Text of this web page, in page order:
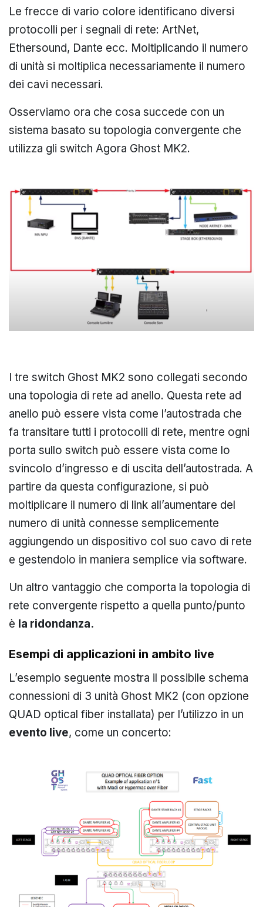
Le frecce di vario colore identificano diversi
protocolli per i segnali di rete: ArtNet,
Ethersound, Dante ecc. Moltiplicando il numero
di unità si moltiplica necessariamente il numero
dei cavi necessari.
Osserviamo ora che cosa succede con un
sistema basato su topologia convergente che
utilizza gli switch Agora Ghost MK2.
I tre switch Ghost MK2 sono collegati secondo
una topologia di rete ad anello. Questa rete ad
anello può essere vista come l’autostrada che
fa transitare tutti i protocolli di rete, mentre ogni
porta sullo switch può essere vista come lo
svincolo d’ingresso e di uscita dell’autostrada. A
partire da questa configurazione, si può
moltiplicare il numero di link all’aumentare del
numero di unità connesse semplicemente
aggiungendo un dispositivo col suo cavo di rete
e gestendolo in maniera semplice via software.
Un altro vantaggio che comporta la topologia di
rete convergente rispetto a quella punto/punto
è la ridondanza.
Esempi di applicazioni in ambito live
L’esempio seguente mostra il possibile schema
connessioni di 3 unità Ghost MK2 (con opzione
QUAD optical fiber installata) per l’utilizzo in un
evento live, come un concerto: